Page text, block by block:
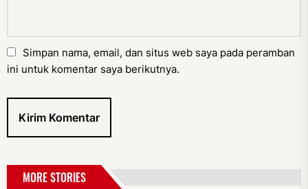
Simpan nama, email, dan situs web saya pada peramban
ini untuk komentar saya berikutnya.
MORE STORIES